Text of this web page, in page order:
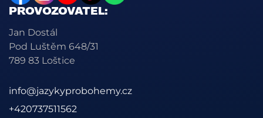
PROVOZOVATEL:
Jan Dostál
Pod Luštěm 648/31
789 83 Loštice
info@jazykyprobohemy.cz
+420737511562